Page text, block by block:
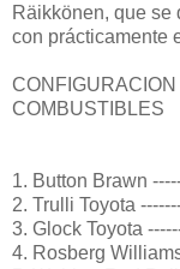
Räikkönen, que se
con prácticamente
COMBUSTIBLES
1. Button Brawn
2. Trulli Toyota
3. Glock Toyota
4. Rosberg